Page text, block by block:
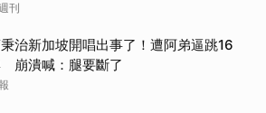
刊
治新加坡開唱出事了！遭阿弟逼跳16
崩潰喊：腿要斷了